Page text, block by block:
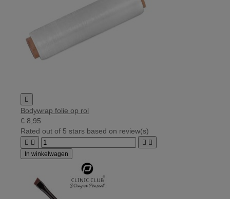

Bodywrap folie op rol
€ 8,95
Rated out of 5 stars based on review(s)
   
In winkelwagen